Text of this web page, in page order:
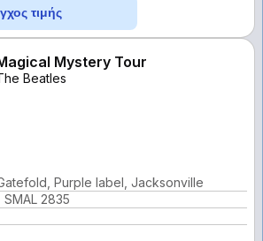
τιμής
Mystery Tour
Beatles
Purple label, Jacksonville
SMAL 2835